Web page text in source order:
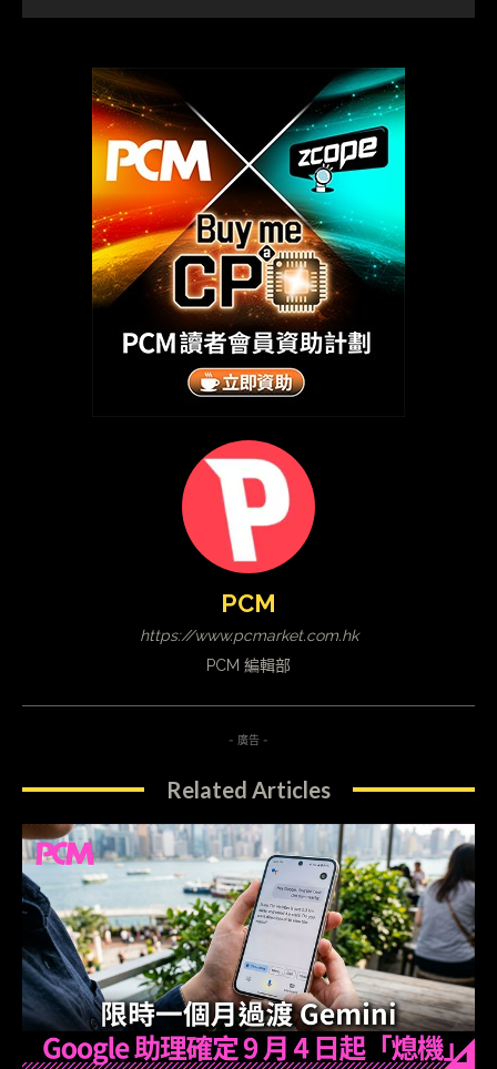
PCM
https://www.pcmarket.com.hk
PCM 編輯部
- 廣告 -
Related Articles